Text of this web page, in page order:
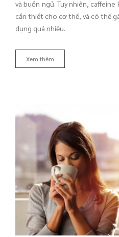
và buồn ngủ. Tuy nhiên,
cần thiết cho cơ thể, và có thể
dụng quá nhiều.
Xem thêm